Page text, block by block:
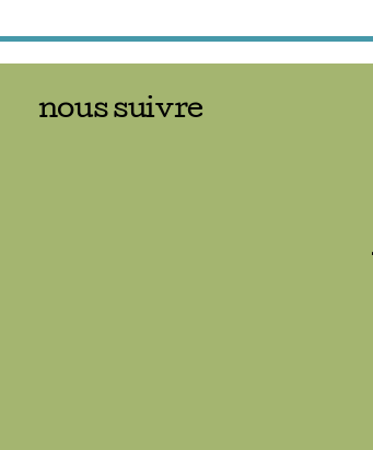
nous suivre